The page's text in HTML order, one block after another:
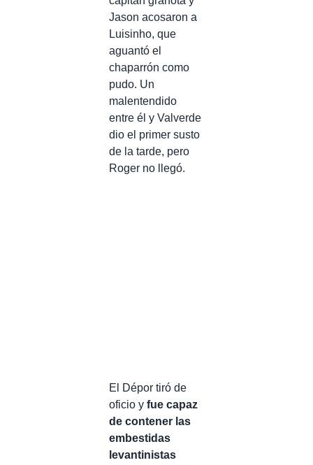
Jason acosaron a
Luisinho, que
aguantó el
chaparrón como
pudo. Un
malentendido
entre él y Valverde
dio el primer susto
de la tarde, pero
Roger no llegó.
El Dépor tiró de
oficio y fue capaz
de contener las
embestidas
levantinistas